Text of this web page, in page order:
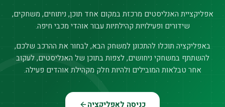
אפליקציית האנליסטים מרכזת במקום אחד תוכן, ניתוחים, משחקים,
שידורים ופעילויות קהילתיות עבור אוהדי מכבי חיפה.
באפליקציה תוכלו להתכונן למשחק הבא, לבחור את ההרכב שלכם,
להשתתף במשחקי ניחושים, לצפות בתוכן של האנליסטים, לעקוב
אחר טבלאות המובילים ולהיות חלק מקהילת אוהדים פעילה.
כניסה לאפליקציה